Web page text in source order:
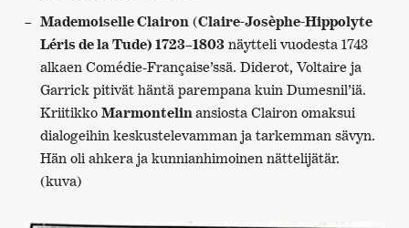
Mademoiselle Clairon (Claire-Josèphe-Hippolyte
Léris de la Tude) 1723–1803näytteli vuodesta 1743
alkaen Comédie-Française’ssä. Diderot, Voltaire ja
Garrick pitivät häntä parempana kuin Dumesnil’iä.
Kriitikko Marmontelin ansiosta Clairon omaksui
dialogeihin keskustelevamman ja tarkemman sävyn.
Hän oli ahkera ja kunnianhimoinen nättelijätär.
(kuva)